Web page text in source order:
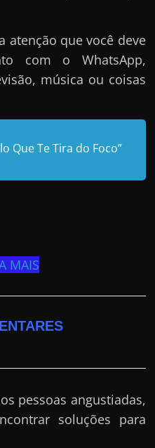
atenção que você deve
com o WhatsApp,
música ou coisas
Que Te Tira do Foco”
MAIS
pessoas angustiadas,
soluções para